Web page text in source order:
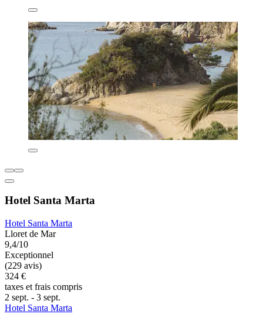
Hotel Santa Marta
Hotel Santa Marta
Lloret de Mar
9,4/10
Exceptionnel
(229 avis)
324 €
taxes et frais compris
2 sept. - 3 sept.
Hotel Santa Marta